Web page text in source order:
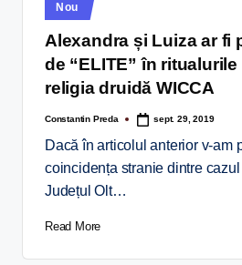
Nou
Alexandra și Luiza ar fi
de “ELITE” în
religia druidă WICCA
Constantin Preda sept. 29, 2019
Dacă în articolul anterior v-am
coincidența stranie dintre
Județul Olt…
Read More